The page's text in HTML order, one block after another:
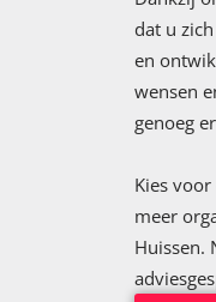
dat u
en
wensen
genoeg
Kies
meer
Huissen.